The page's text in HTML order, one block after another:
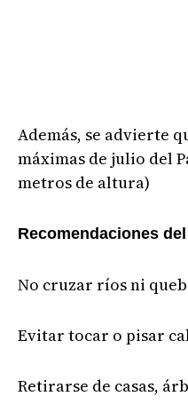
Además, se advierte
máximas de julio del
metros de altura)
Recomendaciones
No cruzar ríos ni
Evitar tocar o pisar
Retirarse de casas,